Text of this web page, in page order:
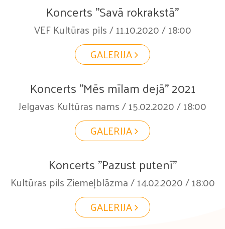
Koncerts "Savā rokrakstā"
VEF Kultūras pils / 11.10.2020 / 18:00
GALERIJA
Koncerts "Mēs mīlam dejā" 2021
Jelgavas Kultūras nams / 15.02.2020 / 18:00
GALERIJA
Koncerts "Pazust putenī"
Kultūras pils Ziemeļblāzma / 14.02.2020 / 18:00
GALERIJA